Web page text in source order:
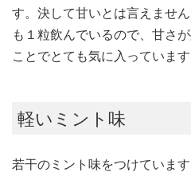
す。決して甘いとは言えませ
も１粒飲んでいるので、甘さ
ことでとても気に入っています
軽いミント味
若干のミント味をつけていま